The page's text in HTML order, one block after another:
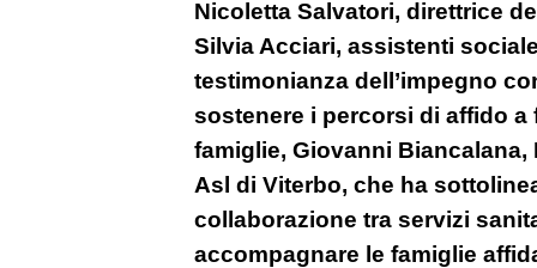
Nicoletta Salvatori, direttrice
Silvia Acciari, assistenti
testimonianza dell’impegno
sostenere i percorsi di affido a
famiglie, Giovanni
Asl di Viterbo, che ha
collaborazione tra servizi
accompagnare le famiglie